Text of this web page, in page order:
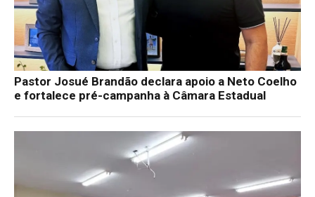
Pastor Josué Brandão declara apoio a Neto Coelho
e fortalece pré-campanha à Câmara Estadual